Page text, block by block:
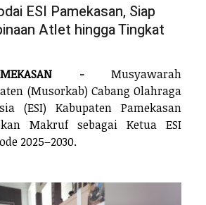
ESI Pamekasan, Siap
Atlet hingga Tingkat
-Musyawarah
(Musorkab) Cabang Olahraga
(ESI) Kabupaten Pamekasan
Makruf sebagai Ketua ESI
2025–2030.